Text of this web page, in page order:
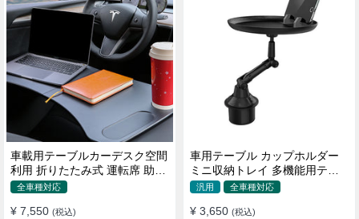
車載用テーブルカーデスク空間
利用 折りたたみ式 運転席 助手
席 多機能 滑り止め 安定
全車種対応
¥ 7,550 (税込)
車用テーブル カップホルダー
ミニ収納トレイ 多機能用テー
ブル 食事 物置き用 高品質
汎用 全車種対応
¥ 3,650 (税込)